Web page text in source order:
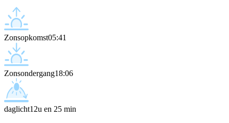
Zonsopkomst05:41
Zonsondergang18:06
daglicht12u en 25 min